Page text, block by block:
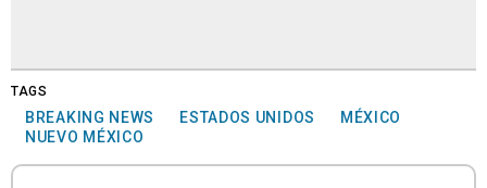
TAGS
BREAKING NEWS ESTADOS UNIDOS
MÉXICO
NUEVO MÉXICO